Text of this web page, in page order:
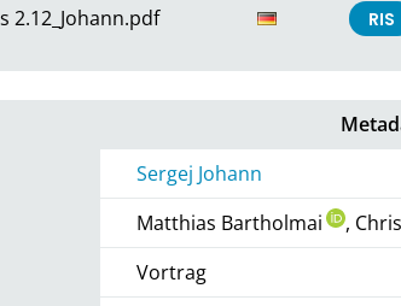
2.12_Johann.pdf
RIS
Sergej Johann
Matthias Bartholmai
,
Vortrag